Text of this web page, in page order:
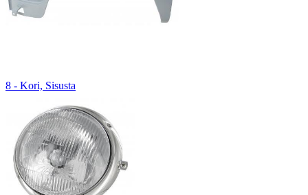
8 - Kori, Sisusta